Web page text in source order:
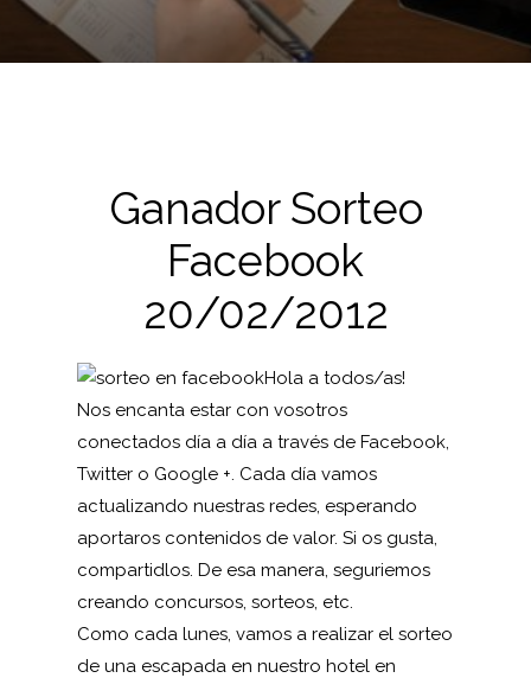
Ganador Sorteo
Facebook
20/02/2012
Hola a todos/as!
Nos encanta estar con vosotros
conectados día a día a través de Facebook,
Twitter o Google +. Cada día vamos
actualizando nuestras redes, esperando
aportaros contenidos de valor. Si os gusta,
compartidlos. De esa manera, seguriemos
creando concursos, sorteos, etc.
Como cada lunes, vamos a realizar el sorteo
de una escapada en nuestro hotel en